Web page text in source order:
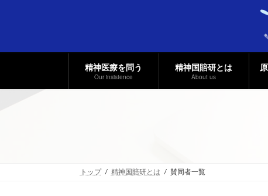
ッ
移
精神医療を問う
Our insistence
精神国賠研とは
About us
トップ 精神国賠研とは 賛同者一覧